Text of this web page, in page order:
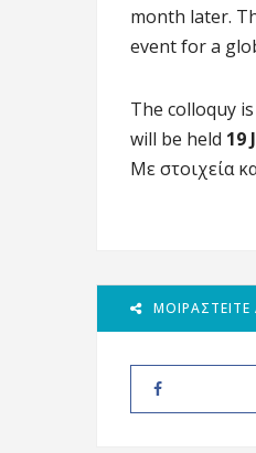
month later.
event for a
The colloquy
will be held 19
Με στοιχεία